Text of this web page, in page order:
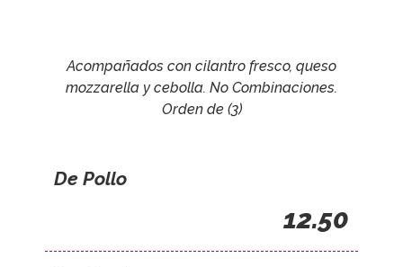
Acompañados con cilantro fresco, queso
mozzarella y cebolla. No Combinaciones.
Orden de (3)
De Pollo
12.50